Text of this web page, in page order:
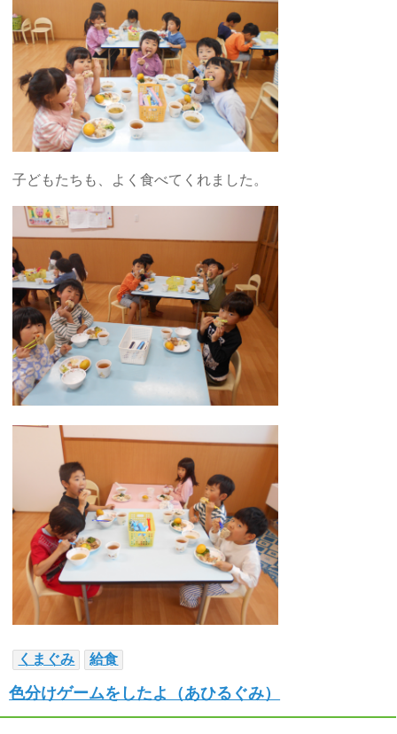
子どもたちも、よく食べてくれました。
くまぐみ 給食
色分けゲームをしたよ（あひるぐみ）